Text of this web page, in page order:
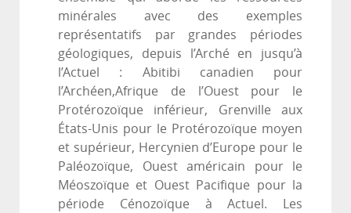
minérales avec des exemples
représentatifs par grandes périodes
géologiques, depuis l’Arché en jusqu’à
l’Actuel : Abitibi canadien pour
l’Archéen,Afrique de l’Ouest pour le
Protérozoïque inférieur, Grenville aux
États-Unis pour le Protérozoïque moyen
et supérieur, Hercynien d’Europe pour le
Paléozoïque, Ouest américain pour le
Méoszoïque et Ouest Pacifique pour la
période Cénozoïque à Actuel. Les